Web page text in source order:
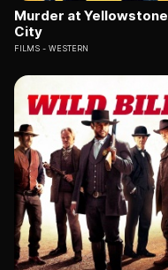
Murder at Yellowstone
City
FILMS WESTERN